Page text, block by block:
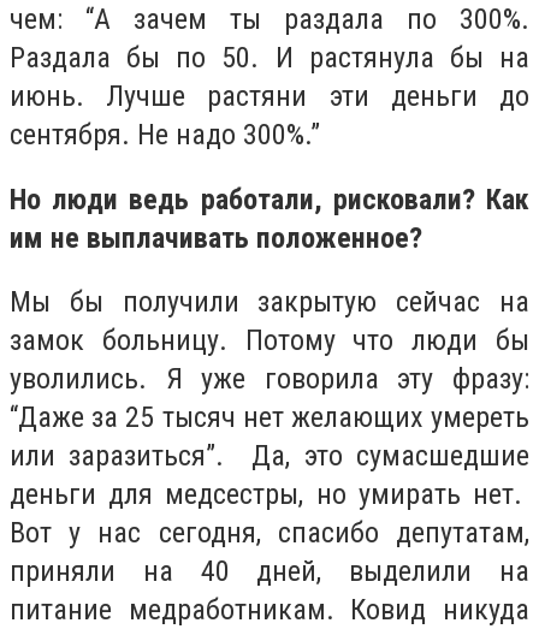
чем: “А зачем ты раздала по 300%.
Раздала бы по 50. И растянула бы на
июнь. Лучше растяни эти деньги до
сентября. Не надо 300%.”
Но люди ведь работали, рисковали? Как
им не выплачивать положенное?
Мы бы получили закрытую сейчас на
замок больницу. Потому что люди бы
уволились. Я уже говорила эту фразу:
“Даже за 25 тысяч нет желающих умереть
или заразиться”. Да, это сумасшедшие
деньги для медсестры, но умирать нет.
Вот у нас сегодня, спасибо депутатам,
приняли на 40 дней, выделили на
питание медработникам. Ковид никуда